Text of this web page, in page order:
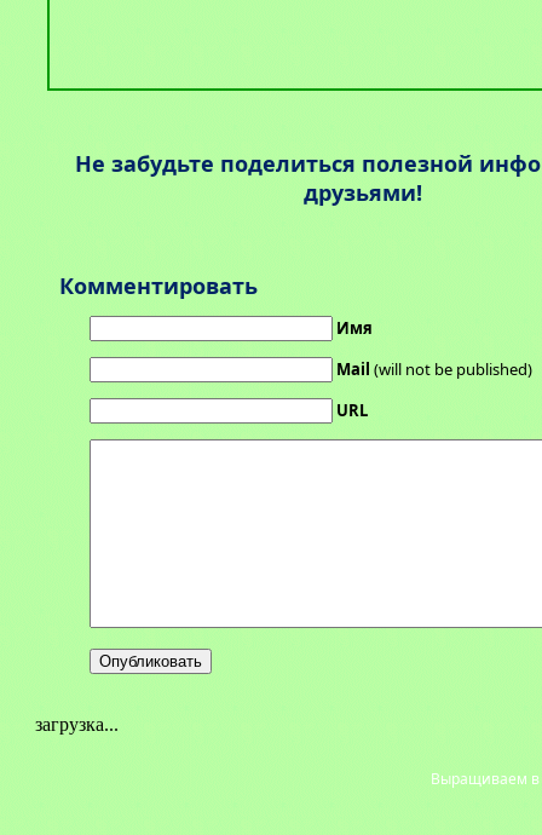
Не забудьте поделиться полезной
друзьями!
Комментировать
Имя
Mail (will not be published)
URL
загрузка...
Выращиваем в